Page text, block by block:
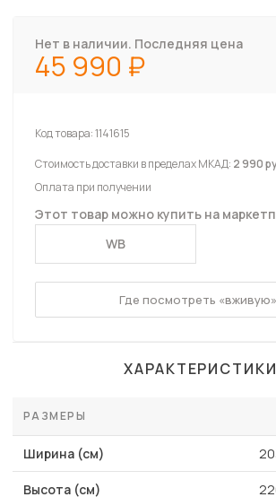
Нет в наличии. Последняя цена
45 990
Код товара:1141615
Стоимость доставки в пределах МКАД: 2 990
Оплата при получении
Этот товар можно купить на
WB
Где посмотреть
ХАРАКТЕРИСТИКИ
РАЗМЕРЫ
Ширина (см)
Высота (см)